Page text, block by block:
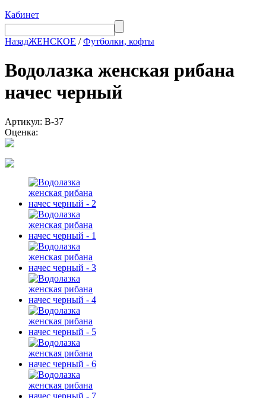
Кабинет
НазадЖЕНСКОЕ /Футболки, кофты
Водолазка женская рибана
начес черный
Артикул: В-37
Оценка: